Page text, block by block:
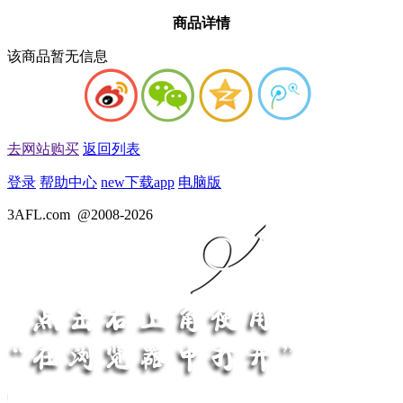
商品详情
该商品暂无信息
去网站购买 返回列表
登录 帮助中心 new下载app 电脑版
3AFL.com @2008-2026